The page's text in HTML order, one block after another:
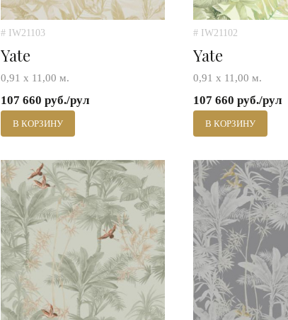
# IW21103
Yate
0,91 х 11,00 м.
107 660 руб./рул
В КОРЗИНУ
# IW21102
Yate
0,91 х 11,00 м.
107 660 руб./рул
В КОРЗИНУ